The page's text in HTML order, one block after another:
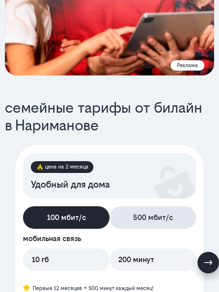
Реклама
семейные тарифы от билайн
в Нариманове
цена на 2 месяца
Удобный для дома
100 мбит/с 500 мбит/с
мобильная связь
10 гб 200 минут
Первые 12 месяцев + 500 минут каждый месяц!